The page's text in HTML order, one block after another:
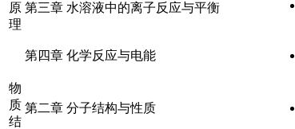
原
理
第三章 水溶液中的离子反应与平衡
第四章 化学反应与电能
物
质
结
第二章 分子结构与性质